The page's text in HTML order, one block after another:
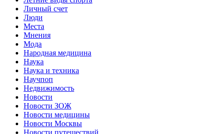
Личный счет
Люди
Места
Мнения
Мода
Народная медицина
Наука
Наука и техника
Научпоп
Недвижимость
Новости
Новости ЗОЖ
Новости медицины
Новости Москвы
Новости путешествий